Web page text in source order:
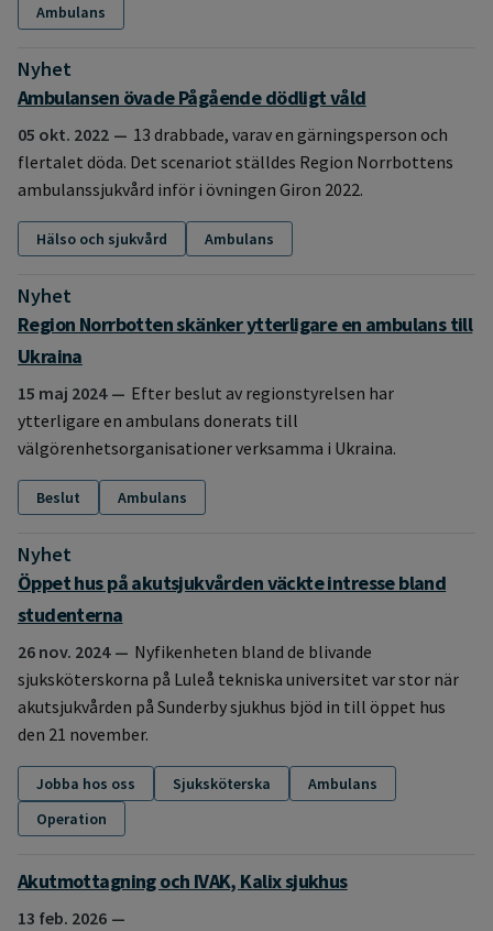
Ambulans
Nyhet
:
Ambulansen övade Pågående dödligt våld
05 okt. 2022
13 drabbade, varav en gärningsperson och
flertalet döda. Det scenariot ställdes Region Norrbottens
ambulanssjukvård inför i övningen Giron 2022.
Hälso och sjukvård Ambulans
Nyhet
:
Region Norrbotten skänker ytterligare en ambulans till
Ukraina
15 maj 2024
Efter beslut av regionstyrelsen har
ytterligare en ambulans donerats till
välgörenhetsorganisationer verksamma i Ukraina.
Beslut Ambulans
Nyhet
:
Öppet hus på akutsjukvården väckte intresse bland
studenterna
26 nov. 2024
Nyfikenheten bland de blivande
sjuksköterskorna på Luleå tekniska universitet var stor när
akutsjukvården på Sunderby sjukhus bjöd in till öppet hus
den 21 november.
Jobba hos oss Sjuksköterska
Ambulans
Operation
Akutmottagning och IVAK, Kalix sjukhus
13 feb. 2026